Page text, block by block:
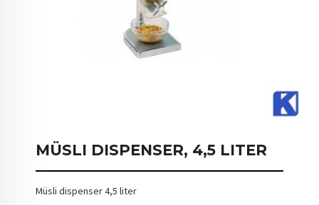
MÜSLI DISPENSER, 4,5 LITER
Müsli dispenser 4,5 liter